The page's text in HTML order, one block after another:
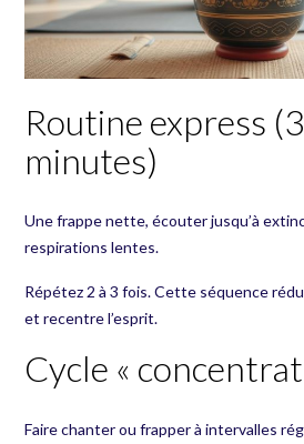
Routine express
minutes)
Une frappe nette, écouter jusqu’à
respirations lentes.
Répétez 2 à 3 fois. Cette séquence
et recentre l’esprit.
Cycle «
Faire chanter ou frapper à intervalles